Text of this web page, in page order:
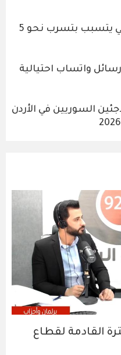
اعتداء على خط مياه الديسي يتسبب بتسرب نحو 5
واتساب احتيالية
السوريين في الأردن
القادمة لقطاع